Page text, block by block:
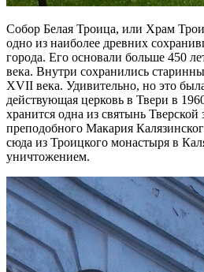
Собор Белая Троица, или Храм
одно из наиболее древних
города. Его основали больше 450
века. Внутри сохранились
XVII века. Удивительно, но это
действующая церковь в Твери в
хранится одна из святынь
преподобного Макария
сюда из Троицкого монастыря в
уничтожением.